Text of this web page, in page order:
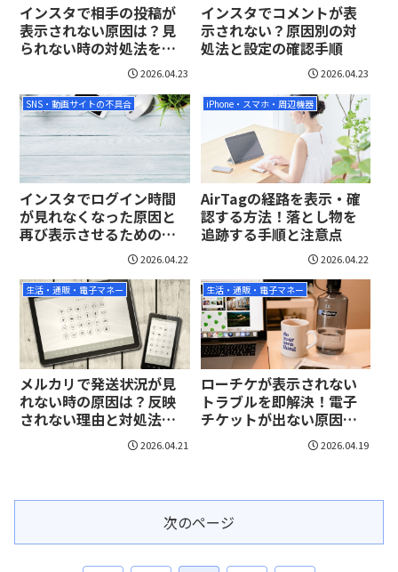
インスタで相手の投稿が
表示されない原因は？見
られない時の対処法を詳
2026.04.23
インスタでコメントが表
示されない？原因別の対
処法と設定の確認手順
2026.04.23
SNS・動画サイトの不具合
インスタでログイン時間
が見れなくなった原因と
再び表示させるための設
2026.04.22
iPhone・スマホ・周辺機器
AirTagの経路を表示・確
認する方法！落とし物を
追跡する手順と注意点
2026.04.22
生活・通販・電子マネー
メルカリで発送状況が見
れない時の原因は？反映
されない理由と対処法を
2026.04.21
生活・通販・電子マネー
ローチケが表示されない
トラブルを即解決！電子
チケットが出ない原因と
2026.04.19
次のページ